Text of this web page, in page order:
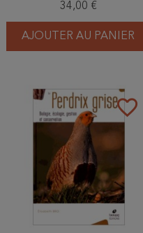
34,00 €
AJOUTER AU PANIER
favorite_border